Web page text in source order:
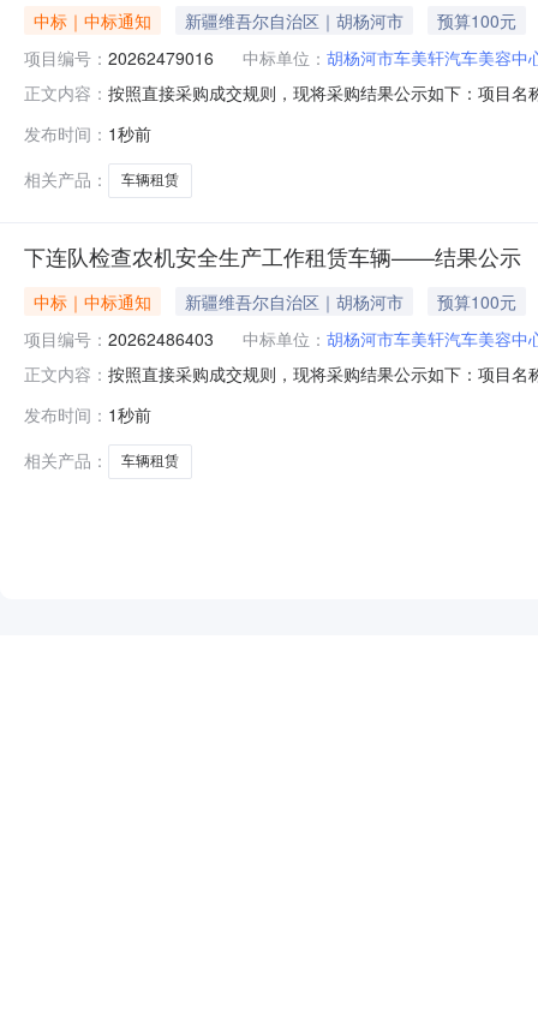
中标｜中标通知 新疆维吾尔自治区｜胡杨河市
预算100元
项目编号： 20262479016 中标单位： 胡杨河市车美轩汽车美容中
正文内容： 按照直接采购成交规则，现将采购结果公示如下：项目
成交胡杨河市车美轩汽车美容中心中选2026-07-07100.0--
发布时间： 1秒前
相关产品：
车辆租赁
下连队检查农机安全生产工作租赁车辆——结果公示
中标｜中标通知 新疆维吾尔自治区｜胡杨河市
预算100元
项目编号： 20262486403 中标单位： 胡杨河市车美轩汽车美容中
正文内容： 按照直接采购成交规则，现将采购结果公示如下：项目
成交胡杨河市车美轩汽车美容中心中选2026-07-14100.0--
发布时间： 1秒前
相关产品：
车辆租赁